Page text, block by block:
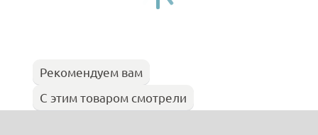
Рекомендуем вам
С этим товаром смотрели